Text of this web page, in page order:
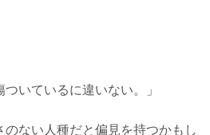
ついているに違いない。」
のない人種だと偏見を持つかもし